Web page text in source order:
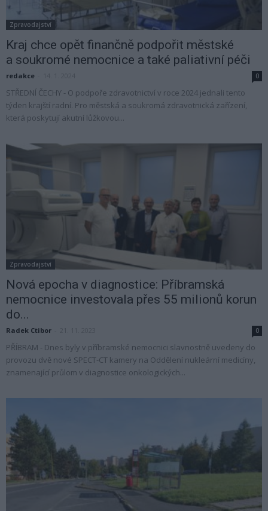
Zpravodajství
Kraj chce opět finančně podpořit městské
a soukromé nemocnice a také paliativní péči
redakce 0
STŘEDNÍ ČECHY - O podpoře zdravotnictví v roce 2024 jednali tento
týden krajští radní. Pro městská a soukromá zdravotnická zařízení,
která poskytují akutní lůžkovou...
Zpravodajství
Nová epocha v diagnostice: Příbramská
nemocnice investovala přes 55 milionů korun
do...
Radek Ctibor 0
PŘÍBRAM - Dnes byly v příbramské nemocnici slavnostně uvedeny do
provozu dvě nové SPECT-CT kamery na Oddělení nukleární medicíny,
znamenající průlom v diagnostice onkologických...